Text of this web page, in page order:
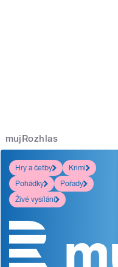
mujRozhlas
Hry a četby
Krimi
Pohádky
Pořady
Živé vysílání